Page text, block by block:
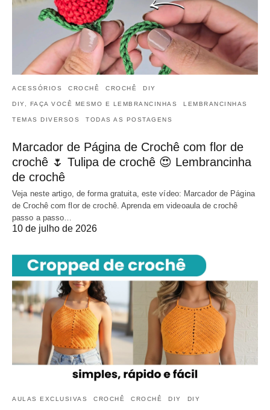
ACESSÓRIOS CROCHÊ CROCHÊ DIY
DIY, FAÇA VOCÊ MESMO E LEMBRANCINHAS LEMBRANCINHAS
TEMAS DIVERSOS TODAS AS POSTAGENS
Marcador de Página de Crochê com flor de
crochê 🌷 Tulipa de crochê 😍 Lembrancinha
de crochê
Veja neste artigo, de forma gratuita, este vídeo: Marcador de Página
de Crochê com flor de crochê. Aprenda em videoaula de crochê
passo a passo…
10 de julho de 2026
AULAS EXCLUSIVAS CROCHÊ CROCHÊ DIY DIY